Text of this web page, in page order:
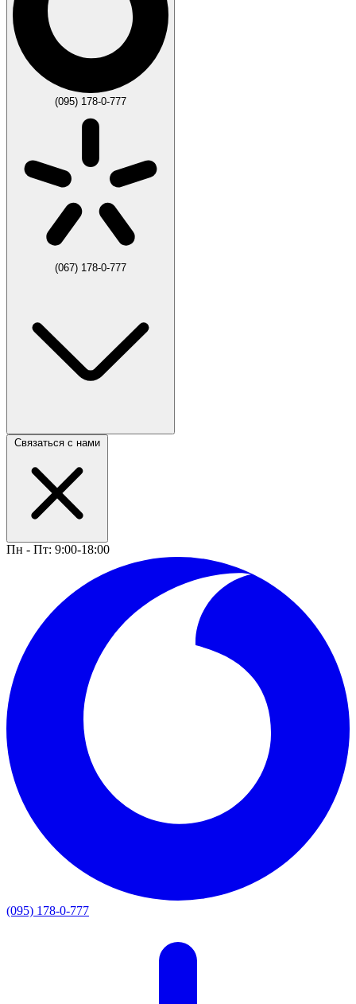
(095) 178-0-777
(067) 178-0-777
Связаться с нами
Пн - Пт: 9:00-18:00
(095) 178-0-777